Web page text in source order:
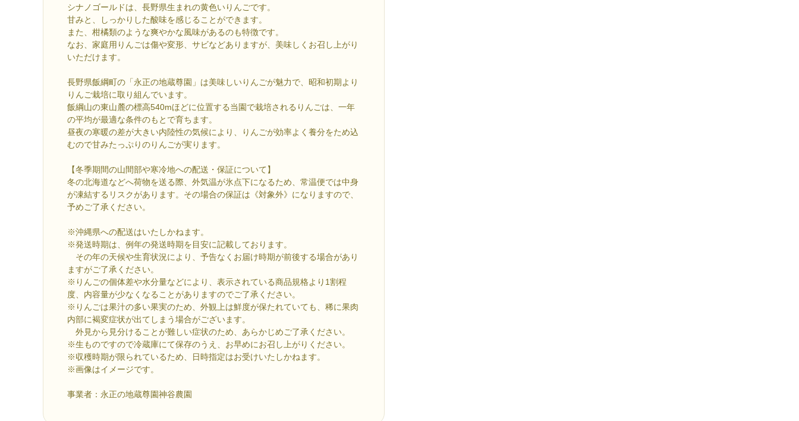
シナノゴールドは、長野県生まれの黄色いりんごです。
甘みと、しっかりした酸味を感じることができます。
また、柑橘類のような爽やかな風味があるのも特徴です。
なお、家庭用りんごは傷や変形、サビなどありますが、美味しくお召し上がり
いただけます。
長野県飯綱町の「永正の地蔵尊園」は美味しいりんごが魅力で、昭和初期より
りんご栽培に取り組んでいます。
飯綱山の東山麓の標高540mほどに位置する当園で栽培されるりんごは、一年
の平均が最適な条件のもとで育ちます。
昼夜の寒暖の差が大きい内陸性の気候により、りんごが効率よく養分をため込
むので甘みたっぷりのりんごが実ります。
【冬季期間の山間部や寒冷地への配送・保証について】
冬の北海道などへ荷物を送る際、外気温が氷点下になるため、常温便では中身
が凍結するリスクがあります。その場合の保証は《対象外》になりますので、
予めご了承ください。
※沖縄県への配送はいたしかねます。
※発送時期は、例年の発送時期を目安に記載しております。
その年の天候や生育状況により、予告なくお届け時期が前後する場合があり
ますがご了承ください。
※りんごの個体差や水分量などにより、表示されている商品規格より1割程
度、内容量が少なくなることがありますのでご了承ください。
※りんごは果汁の多い果実のため、外観上は鮮度が保たれていても、稀に果肉
内部に褐変症状が出てしまう場合がございます。
外見から見分けることが難しい症状のため、あらかじめご了承ください。
※生ものですので冷蔵庫にて保存のうえ、お早めにお召し上がりください。
※収穫時期が限られているため、日時指定はお受けいたしかねます。
※画像はイメージです。
事業者：永正の地蔵尊園神谷農園